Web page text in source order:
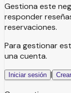
Gestiona este
responder
reservaciones.
Para gestionar
una cuenta.
Iniciar sesión |